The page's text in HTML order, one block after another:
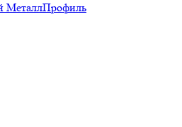
МеталлПрофиль